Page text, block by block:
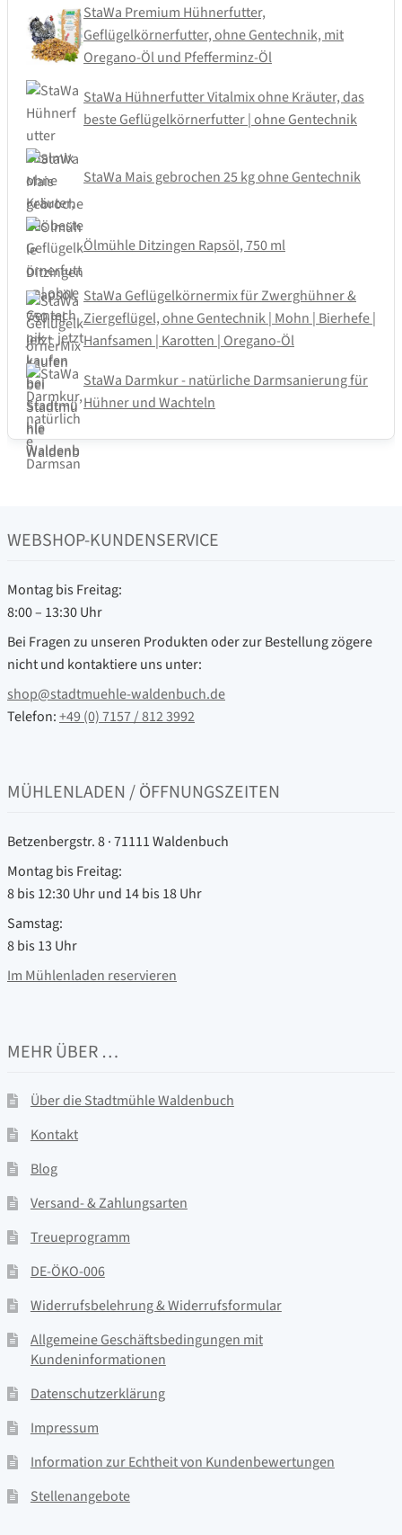
StaWa Premium Hühnerfutter,
Geflügelkörnerfutter, ohne Gentechnik, mit
Oregano-Öl und Pfefferminz-Öl
StaWa Hühnerfutter Vitalmix ohne Kräuter, das
beste Geflügelkörnerfutter | ohne Gentechnik
StaWa Mais gebrochen 25 kg ohne Gentechnik
Ölmühle Ditzingen Rapsöl, 750 ml
StaWa Geflügelkörnermix für Zwerghühner &
Ziergeflügel, ohne Gentechnik | Mohn | Bierhefe |
Hanfsamen | Karotten | Oregano-Öl
StaWa Darmkur - natürliche Darmsanierung für
Hühner und Wachteln
WEBSHOP-KUNDENSERVICE
Montag bis Freitag:
8:00 – 13:30 Uhr
Bei Fragen zu unseren Produkten oder zur Bestellung zögere
nicht und kontaktiere uns unter:
shop@stadtmuehle-waldenbuch.de
Telefon:+49 (0) 7157 / 812 3992
MÜHLENLADEN / ÖFFNUNGSZEITEN
Betzenbergstr. 8 · 71111 Waldenbuch
Montag bis Freitag:
8 bis 12:30 Uhr und 14 bis 18 Uhr
Samstag:
8 bis 13 Uhr
Im Mühlenladen reservieren
MEHR ÜBER …
Über die Stadtmühle Waldenbuch
Kontakt
Blog
Versand- & Zahlungsarten
Treueprogramm
DE-ÖKO-006
Widerrufsbelehrung & Widerrufsformular
Allgemeine Geschäftsbedingungen mit
Kundeninformationen
Datenschutzerklärung
Impressum
Information zur Echtheit von Kundenbewertungen
Stellenangebote